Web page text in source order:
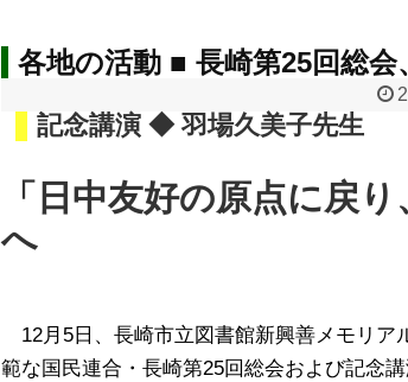
各地の活動 ■ 長崎第25回総会
記念講演 ◆ 羽場久美子先生
「日中友好の原点に戻
へ
12月5日、長崎市立図書館新興善メモリア
範な国民連合・長崎第25回総会および記念